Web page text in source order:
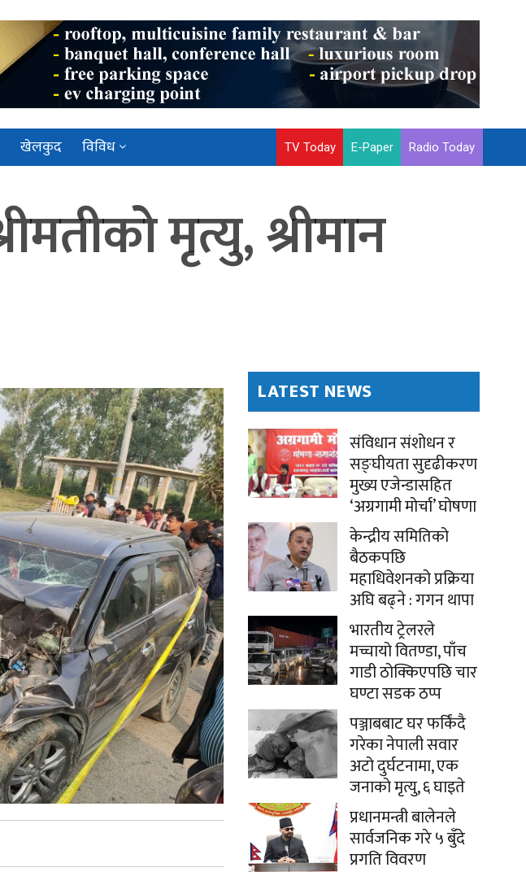
खेलकुद विविध TV Today E-Paper Radio Today
मृत्यु, श्रीमान
LATEST NEWS
संविधान संशोधन र
सङ्घीयता सुदृढीकरण
मुख्य एजेन्डासहित
‘अग्रगामी मोर्चा’ घोषणा
केन्द्रीय समितिको
बैठकपछि
महाधिवेशनको प्रक्रिया
अघि बढ्ने : गगन थापा
भारतीय ट्रेलरले
मच्चायो वितण्डा, पाँच
गाडी ठोक्किएपछि चार
घण्टा सडक ठप्प
पञ्जाबबाट घर फर्किंदै
गरेका नेपाली सवार
अटो दुर्घटनामा, एक
जनाको मृत्यु, ६ घाइते
प्रधानमन्त्री बालेनले
सार्वजनिक गरे ५ बुँदे
प्रगति विवरण